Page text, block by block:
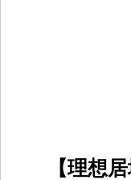
【理想居